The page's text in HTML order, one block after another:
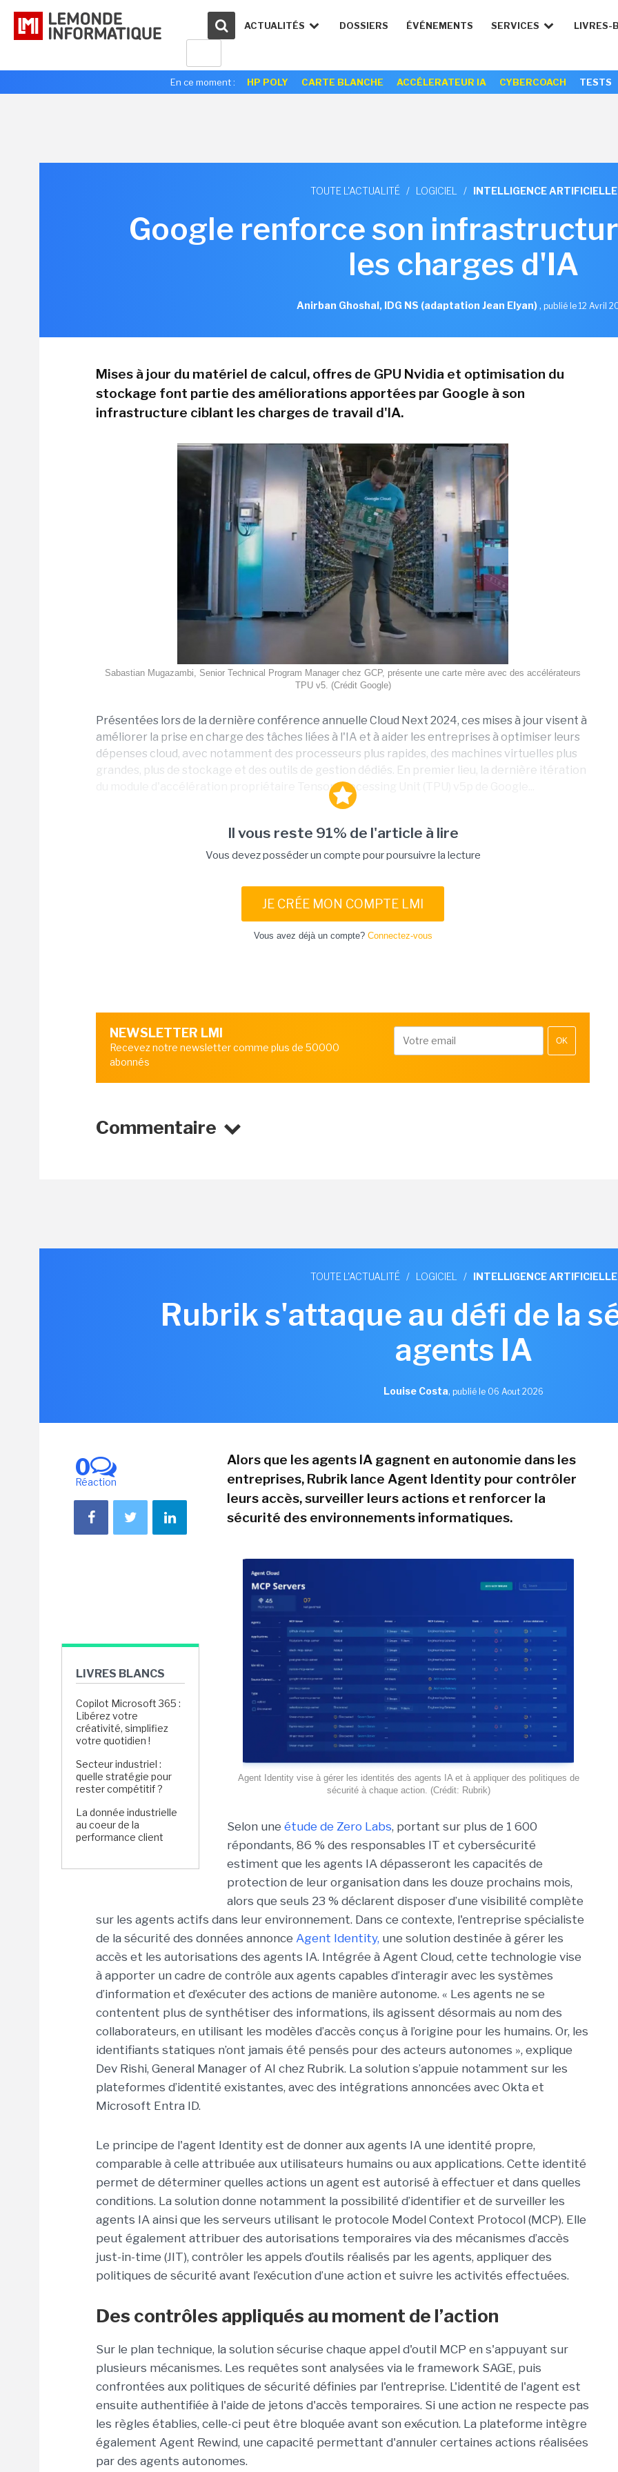
ACTUALITÉS DOSSIERS ÉVÉNEMENTS SERVICES LIVRES-
En ce moment : HP POLY CARTE BLANCHE ACCÉLERATEUR IA CYBERCOACH TESTS
TOUTE L'ACTUALITÉ / LOGICIEL / INTELLIGENCE ARTIFICIELLE
Google renforce son
les charges d'IA
Anirban Ghoshal, IDG NS (adaptation Jean Elyan), publié le 12 Avril
Mises à jour du matériel de calcul, offres de GPU Nvidia et optimisation du
stockage font partie des améliorations apportées par Google à son
infrastructure ciblant les charges de travail d'IA.
Sabastian Mugazambi, Senior Technical Program Manager chez GCP, présente une carte mère avec des accélérateurs
TPU v5. (Crédit Google)
Présentées lors de la dernière conférence annuelle Cloud Next 2024, ces mises à jour visent à
améliorer la prise en charge des tâches liées à l'IA et à aider les entreprises à optimiser leurs
dépenses cloud, avec notamment des processeurs plus rapides, des machines virtuelles plus
grandes, plus de stockage et des outils de gestion dédiés. En premier lieu, la dernière itération
du module d'accélération propriétaire Tensor Processing Unit (TPU) v5p de Google...
Il vous reste 91% de l'article à lire
Vous devez posséder un compte pour poursuivre la lecture
JE CRÉE MON COMPTE LMI
Vous avez déjà un compte? Connectez-vous
NEWSLETTER LMI
Recevez notre newsletter comme plus de 50000
abonnés
OK
Commentaire
TOUTE L'ACTUALITÉ / LOGICIEL / INTELLIGENCE ARTIFICIELLE
Rubrik s'attaque au défi de la
agents IA
Louise Costa, publié le 06 Aout 2026
0
Réaction
LIVRES BLANCS
Copilot Microsoft 365 :
Libérez votre
créativité, simplifiez
votre quotidien !
Secteur industriel :
quelle stratégie pour
rester compétitif ?
La donnée industrielle
au coeur de la
performance client
Alors que les agents IA gagnent en autonomie dans les
entreprises, Rubrik lance Agent Identity pour contrôler
leurs accès, surveiller leurs actions et renforcer la
sécurité des environnements informatiques.
Agent Identity vise à gérer les identités des agents IA et à appliquer des politiques de
sécurité à chaque action. (Crédit: Rubrik)
Selon une étude de Zero Labs, portant sur plus de 1 600
répondants, 86 % des responsables IT et cybersécurité
estiment que les agents IA dépasseront les capacités de
protection de leur organisation dans les douze prochains mois,
alors que seuls 23 % déclarent disposer d’une visibilité complète
sur les agents actifs dans leur environnement. Dans ce contexte, l'entreprise spécialiste
de la sécurité des données annonce Agent Identity, une solution destinée à gérer les
accès et les autorisations des agents IA. Intégrée à Agent Cloud, cette technologie vise
à apporter un cadre de contrôle aux agents capables d’interagir avec les systèmes
d’information et d’exécuter des actions de manière autonome. « Les agents ne se
contentent plus de synthétiser des informations, ils agissent désormais au nom des
collaborateurs, en utilisant les modèles d’accès conçus à l’origine pour les humains. Or, les
identifiants statiques n’ont jamais été pensés pour des acteurs autonomes », explique
Dev Rishi, General Manager of AI chez Rubrik. La solution s’appuie notamment sur les
plateformes d’identité existantes, avec des intégrations annoncées avec Okta et
Microsoft Entra ID.
Le principe de l'agent Identity est de donner aux agents IA une identité propre,
comparable à celle attribuée aux utilisateurs humains ou aux applications. Cette identité
permet de déterminer quelles actions un agent est autorisé à effectuer et dans quelles
conditions. La solution donne notamment la possibilité d’identifier et de surveiller les
agents IA ainsi que les serveurs utilisant le protocole Model Context Protocol (MCP). Elle
peut également attribuer des autorisations temporaires via des mécanismes d’accès
just-in-time (JIT), contrôler les appels d’outils réalisés par les agents, appliquer des
politiques de sécurité avant l’exécution d’une action et suivre les activités effectuées.
Des contrôles appliqués au moment de l’action
Sur le plan technique, la solution sécurise chaque appel d'outil MCP en s'appuyant sur
plusieurs mécanismes. Les requêtes sont analysées via le framework SAGE, puis
confrontées aux politiques de sécurité définies par l'entreprise. L'identité de l'agent est
ensuite authentifiée à l'aide de jetons d'accès temporaires. Si une action ne respecte pas
les règles établies, celle-ci peut être bloquée avant son exécution. La plateforme intègre
également Agent Rewind, une capacité permettant d'annuler certaines actions réalisées
par des agents autonomes.